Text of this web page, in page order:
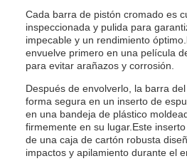
Cada barra de pistón cromado es
inspeccionada y pulida para
impecable y un rendimiento
envuelve primero en una película
para evitar arañazos y corrosión.
Después de envolverlo, la barra
forma segura en un inserto de
en una bandeja de plástico
firmemente en su lugar.Este
de una caja de cartón robusta
impactos y apilamiento durante el